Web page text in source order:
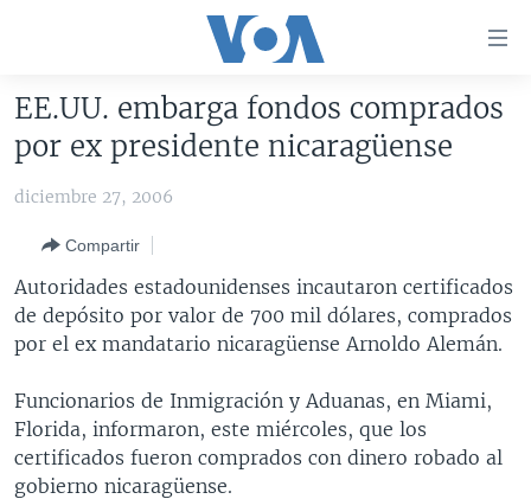
accesibilidad
contenido
Salte
navegador
principal
Salte
búsqueda
AMÉRICA DEL NORTE
HAITÍ
ELECCIONES EEUU 2024
ELECCIONES EEUU
VOTO DIVIDIDO
VOA VERIFICA
VOA VERIFICA UCRANIA/RUSIA
VOA VERIFICA INMIGRACIÓN
VOA VERIFICA AMÉRICA LATINA
AMÉRICA LATINA
ARGENTINA
BOLIVIA
CHILE
PERÚ
CHINA EN AMÉRICA LATINA
CENTROAMÉRICA
EL SALVADOR
GUATEMALA
INMIGRACIÓN
LIBERTAD DE PRENSA
ESPECIALES DE LA VOA
LIBERTAD DE PRENSA
EE.UU. embarga fondos comprados
por ex presidente nicaragüense
diciembre 27, 2006
Compartir
Autoridades estadounidenses incautaron certificados
de depósito por valor de 700 mil dólares, comprados
por el ex mandatario nicaragüense Arnoldo Alemán.
Funcionarios de Inmigración y Aduanas, en Miami,
Florida, informaron, este miércoles, que los
certificados fueron comprados con dinero robado al
gobierno nicaragüense.